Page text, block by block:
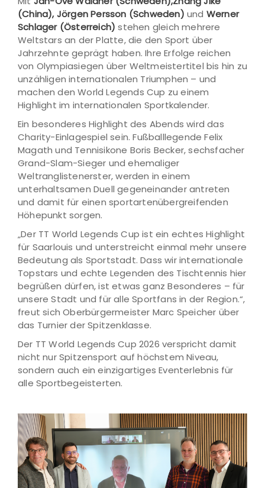
(China),Jörgen Persson (Schweden) und Werner
Schlager (Österreich) stehen gleich mehrere
Weltstars an der Platte, die den Sport über
Jahrzehnte geprägt haben. Ihre Erfolge reichen
von Olympiasiegen über Weltmeistertitel bis hin zu
unzähligen internationalen Triumphen – und
machen den World Legends Cup zu einem
Highlight im internationalen Sportkalender.
Ein besonderes Highlight des Abends wird das
Charity-Einlagespiel sein. Fußballlegende Felix
Magath und Tennisikone Boris Becker, sechsfacher
Grand-Slam-Sieger und ehemaliger
Weltranglistenerster, werden in einem
unterhaltsamen Duell gegeneinander antreten
und damit für einen sportartenübergreifenden
Höhepunkt sorgen.
„Der TT World Legends Cup ist ein echtes Highlight
für Saarlouis und unterstreicht einmal mehr unsere
Bedeutung als Sportstadt. Dass wir internationale
Topstars und echte Legenden des Tischtennis hier
begrüßen dürfen, ist etwas ganz Besonderes – für
unsere Stadt und für alle Sportfans in der Region.“,
freut sich Oberbürgermeister Marc Speicher über
das Turnier der Spitzenklasse.
Der TT World Legends Cup 2026 verspricht damit
nicht nur Spitzensport auf höchstem Niveau,
sondern auch ein einzigartiges Eventerlebnis für
alle Sportbegeisterten.